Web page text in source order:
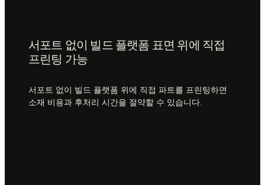
서포트 없이 빌드 플랫폼 표면 위에 직접
프린팅 가능
서포트 없이 빌드 플랫폼 위에 직접 파트를 프린팅하면
소재 비용과 후처리 시간을 절약할 수 있습니다.